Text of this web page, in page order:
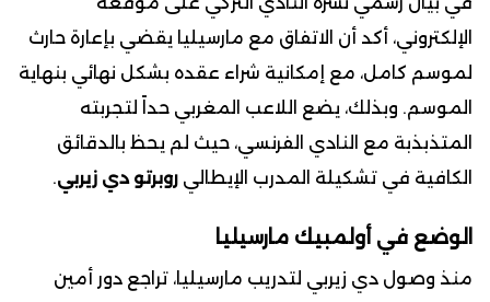
الإلكتروني، أكد أن الاتفاق مع مارسيليا يقضي بإعارة حارث
لموسم كامل، مع إمكانية شراء عقده بشكل نهائي بنهاية
الموسم. وبذلك، يضع اللاعب المغربي حداً لتجربته
المتذبذبة مع النادي الفرنسي، حيث لم يحظ بالدقائق
الكافية في تشكيلة المدرب الإيطالي روبرتو دي زيربي.
الوضع في أولمبيك مارسيليا
منذ وصول دي زيربي لتدريب مارسيليا، تراجع دور أمين